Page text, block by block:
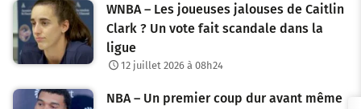
WNBA – Les joueuses jalouses de Caitlin
Clark ? Un vote fait scandale dans la
ligue
12 juillet 2026 à 08h24
NBA – Un premier coup dur avant même